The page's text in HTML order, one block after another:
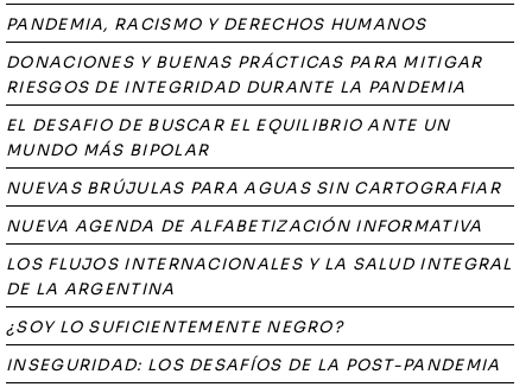
PANDEMIA, RACISMO Y DERECHOS HUMANOS
DONACIONES Y BUENAS PRÁCTICAS PARA MITIGAR
RIESGOS DE INTEGRIDAD DURANTE LA PANDEMIA
EL DESAFIO DE BUSCAR EL EQUILIBRIO ANTE UN
MUNDO MÁS BIPOLAR
NUEVAS BRÚJULAS PARA AGUAS SIN CARTOGRAFIAR
NUEVA AGENDA DE ALFABETIZACIÓN INFORMATIVA
LOS FLUJOS INTERNACIONALES Y LA SALUD INTEGRAL
DE LA ARGENTINA
¿SOY LO SUFICIENTEMENTE NEGRO?
INSEGURIDAD: LOS DESAFÍOS DE LA POST-PANDEMIA